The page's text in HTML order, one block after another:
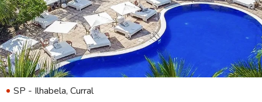
SP - Ilhabela, Curral